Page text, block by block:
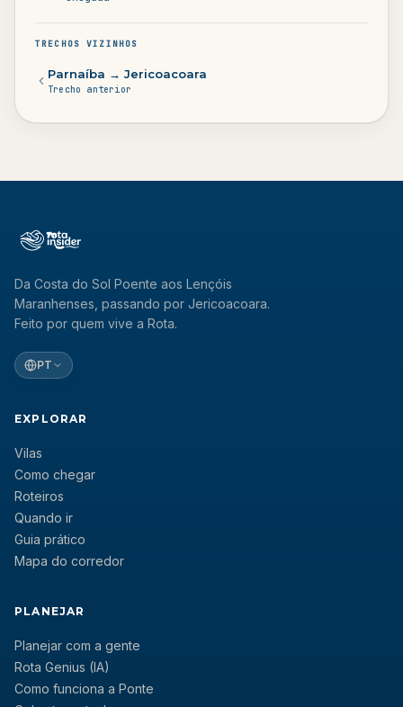
TRECHOS VIZINHOS
Parnaíba → Jericoacoara
Trecho anterior
Da Costa do Sol Poente aos Lençóis
Maranhenses, passando por Jericoacoara.
Feito por quem vive a Rota.
PT
EXPLORAR
Vilas
Como chegar
Roteiros
Quando ir
Guia prático
Mapa do corredor
PLANEJAR
Planejar com a gente
Rota Genius (IA)
Como funciona a Ponte